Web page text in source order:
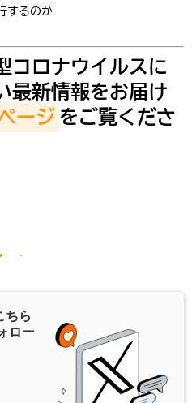
するのか
コロナウイルスに
最新情報をお届け
ージをご覧くださ
ちら
ロー